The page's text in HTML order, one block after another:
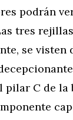
podrán
tres
se visten
C de la